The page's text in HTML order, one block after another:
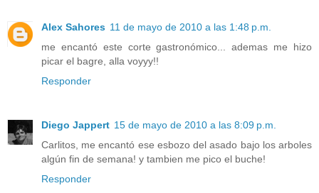
Alex Sahores 11 de mayo de 2010 a las 1:48 p.m.
me encantó este corte gastronómico... ademas me hizo
picar el bagre, alla voyyy!!
Responder
Diego Jappert 15 de mayo de 2010 a las 8:09 p.m.
Carlitos, me encantó ese esbozo del asado bajo los arboles
algún fin de semana! y tambien me pico el buche!
Responder